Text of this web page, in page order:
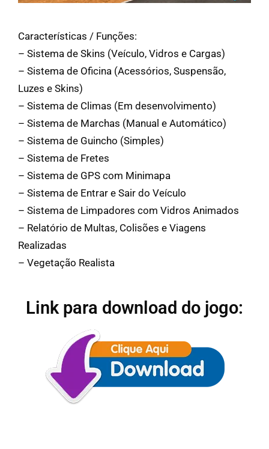
Características / Funções:
– Sistema de Skins (Veículo, Vidros e Cargas)
– Sistema de Oficina (Acessórios, Suspensão,
Luzes e Skins)
– Sistema de Climas (Em desenvolvimento)
– Sistema de Marchas (Manual e Automático)
– Sistema de Guincho (Simples)
– Sistema de Fretes
– Sistema de GPS com Minimapa
– Sistema de Entrar e Sair do Veículo
– Sistema de Limpadores com Vidros Animados
– Relatório de Multas, Colisões e Viagens
Realizadas
– Vegetação Realista
Link para download do jogo: